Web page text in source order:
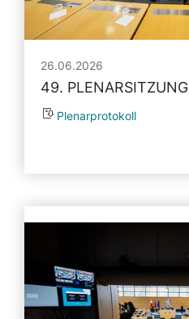
26.06.2026
49. PLENARSITZUNG
Plenarprotokoll